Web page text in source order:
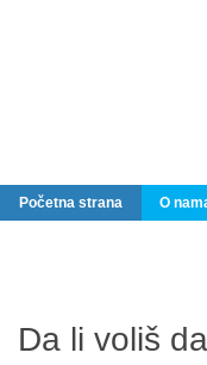
Početna strana O
Da li voliš